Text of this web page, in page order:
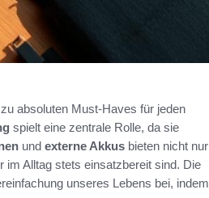
zu absoluten Must-Haves für jeden
spielt eine zentrale Rolle, da sie
und externe Akkus bieten nicht nur
im Alltag stets einsatzbereit sind. Die
unseres Lebens bei, indem